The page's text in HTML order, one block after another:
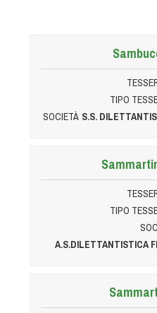
TIPO
SOCIETÀ S.S.
TIPO
A.S.DILETTANTISTICA